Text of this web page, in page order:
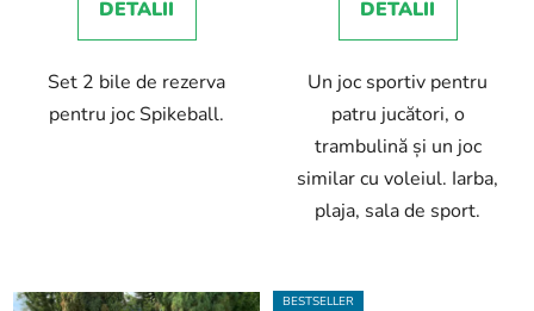
DETALII
Set 2 bile de rezerva
pentru joc Spikeball.
DETALII
Un joc sportiv pentru
patru jucători, o
trambulină și un joc
similar cu voleiul. Iarba,
plaja, sala de sport.
BESTSELLER